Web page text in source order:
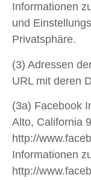
Informationen
und
Privatsphäre.
(3) Adressen
URL mit deren
(3a) Facebook
Alto, California
http://
Informationen
http://